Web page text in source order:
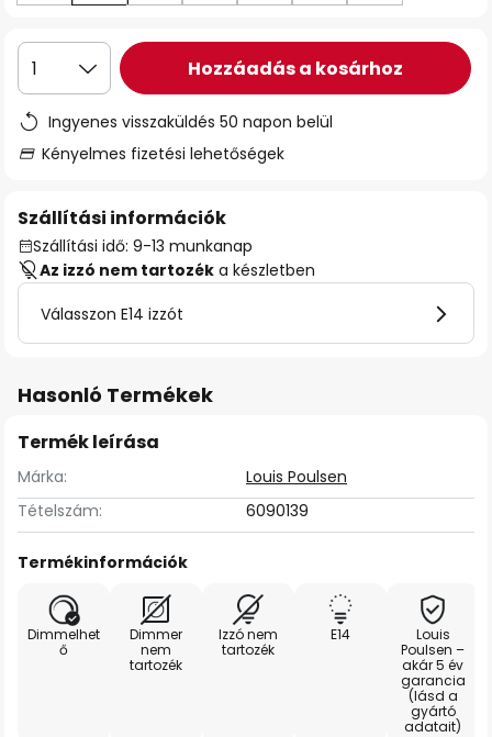
1 Hozzáadás a kosárhoz
Ingyenes visszaküldés 50 napon belül
Kényelmes fizetési lehetőségek
Szállítási információk
Szállítási idő: 9-13 munkanap
Az izzó nem tartozék a készletben
Válasszon E14 izzót
Hasonló Termékek
Termék leírása
Márka:
Louis Poulsen
Tételszám:
6090139
Termékinformációk
Dimmelhet
ő
Dimmer
nem
tartozék
Izzó nem
tartozék
E14
Louis
Poulsen –
akár 5 év
garancia
(lásd a
gyártó
adatait)